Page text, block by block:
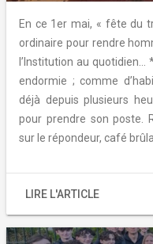
En ce 1er mai, « fête du
ordinaire pour rendre
l’Institution au quotidien…
endormie ; comme
déjà depuis plusieurs
pour prendre son poste.
sur le répondeur, café
LIRE L'ARTICLE